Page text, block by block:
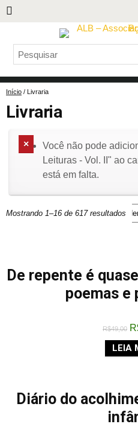
Início / Livraria
Livraria
Você não pode
Leituras - Vol. II" ao
está em falta.
Mostrando 1–16 de 617 resultados
De repente é
poemas e
R$49,00
LEIA
Diário do